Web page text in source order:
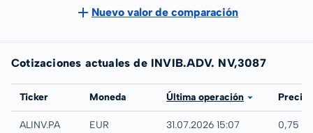
Nuevo valor de comparación
Cotizaciones actuales de INVIB.ADV. NV,3087
Bolsa
Ticker Moneda Última operación Precio
Paris
ALINV.PA EUR 31.07.2026 15:07 0,75